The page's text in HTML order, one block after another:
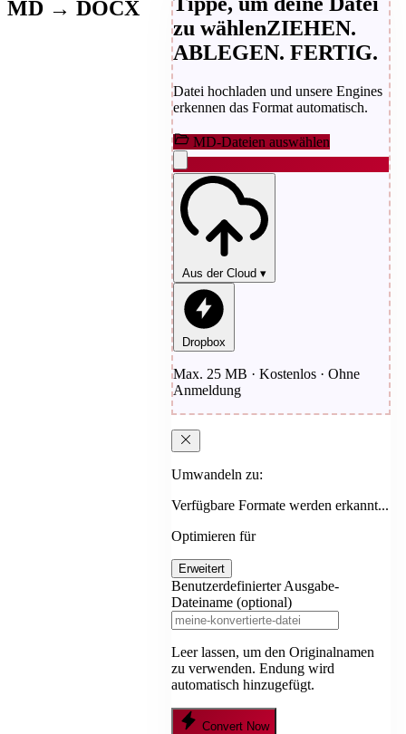
MD → DOCX
zu wählenZIEHEN.
ABLEGEN. FERTIG.
Datei hochladen und unsere Engines
erkennen das Format automatisch.
MD-Dateien auswählen
Aus der Cloud ▾
Dropbox
Max. 25 MB · Kostenlos · Ohne
Anmeldung
Umwandeln zu:
Verfügbare Formate werden erkannt...
Optimieren für
Erweitert
Benutzerdefinierter Ausgabe-
Dateiname (optional)
Leer lassen, um den Originalnamen
zu verwenden. Endung wird
automatisch hinzugefügt.
Convert Now